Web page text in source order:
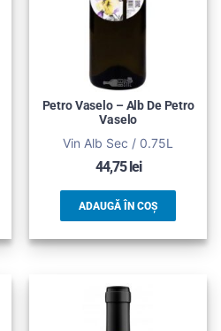
Petro Vaselo – Alb De Petro
Vaselo
Vin Alb Sec / 0.75L
44,75lei
ADAUGĂ ÎN COȘ